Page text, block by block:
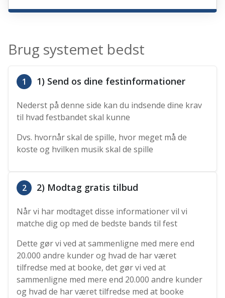
Brug systemet bedst
1 1) Send os dine festinformationer
Nederst på denne side kan du indsende dine krav
til hvad festbandet skal kunne
Dvs. hvornår skal de spille, hvor meget må de
koste og hvilken musik skal de spille
2 2) Modtag gratis tilbud
Når vi har modtaget disse informationer vil vi
matche dig op med de bedste bands til fest
Dette gør vi ved at sammenligne med mere end
20.000 andre kunder og hvad de har været
tilfredse med at booke, det gør vi ved at
sammenligne med mere end 20.000 andre kunder
og hvad de har været tilfredse med at booke